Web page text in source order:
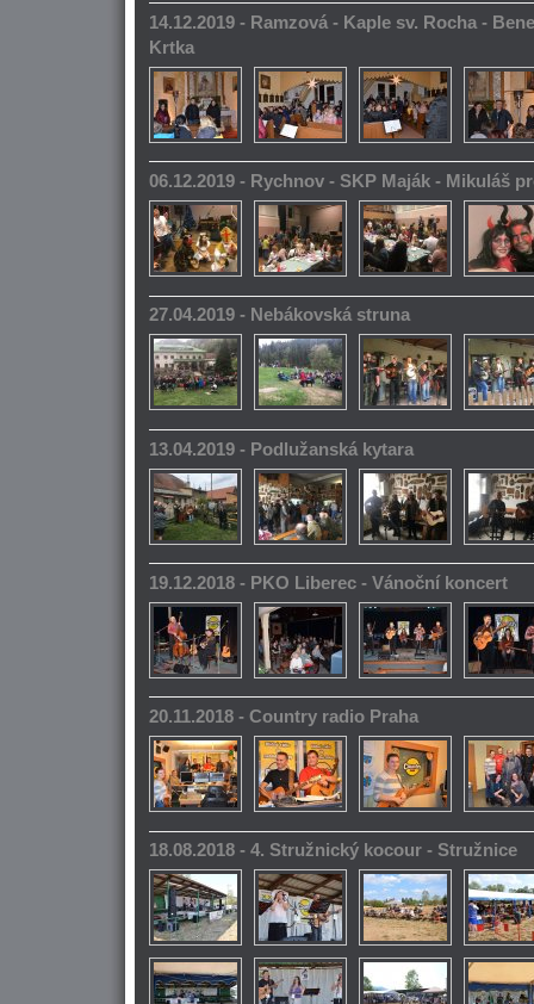
14.12.2019 - Ramzová - Kaple sv. Rocha -
Krtka
06.12.2019 - Rychnov - SKP Maják - Mikuláš
27.04.2019 - Nebákovská struna
13.04.2019 - Podlužanská kytara
19.12.2018 - PKO Liberec - Vánoční koncert
20.11.2018 - Country radio Praha
18.08.2018 - 4. Stružnický kocour - Stružnice